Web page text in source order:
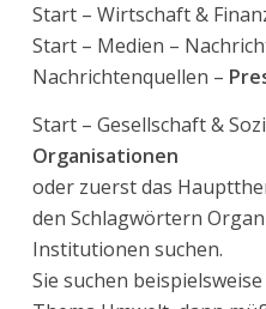
Start – Wirtschaft &
Start – Medien –
Nachrichtenquellen –
Start – Gesellschaft &
Organisationen
oder zuerst das
den Schlagwörtern
Institutionen suchen.
Sie suchen